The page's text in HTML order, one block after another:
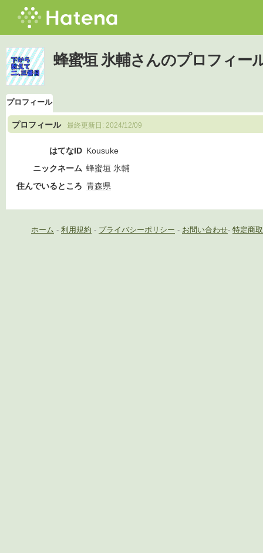
蜂蜜垣 氷輔さんのプロフィー
プロフィール
プロフィール 最終更新日: 2024/12/09
はてなID Kousuke
ニックネーム 蜂蜜垣 氷輔
住んでいるところ 青森県
ホーム - 利用規約 - プライバシーポリシー - お問い合わせ- 特定商